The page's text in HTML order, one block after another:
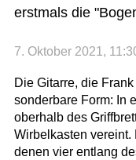
erstmals die
7. Oktober 2021,
Die Gitarre, die
sonderbare Form: In
oberhalb des
Wirbelkasten vereint.
denen vier entlang